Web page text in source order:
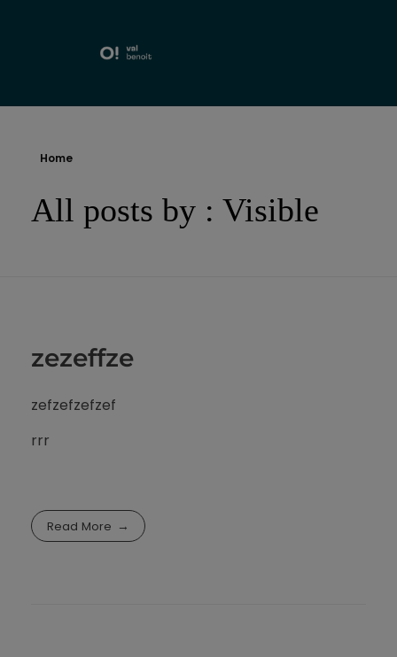
Home
All posts by : Visible
zezeffze
zefzefzefzef
rrr
Read More